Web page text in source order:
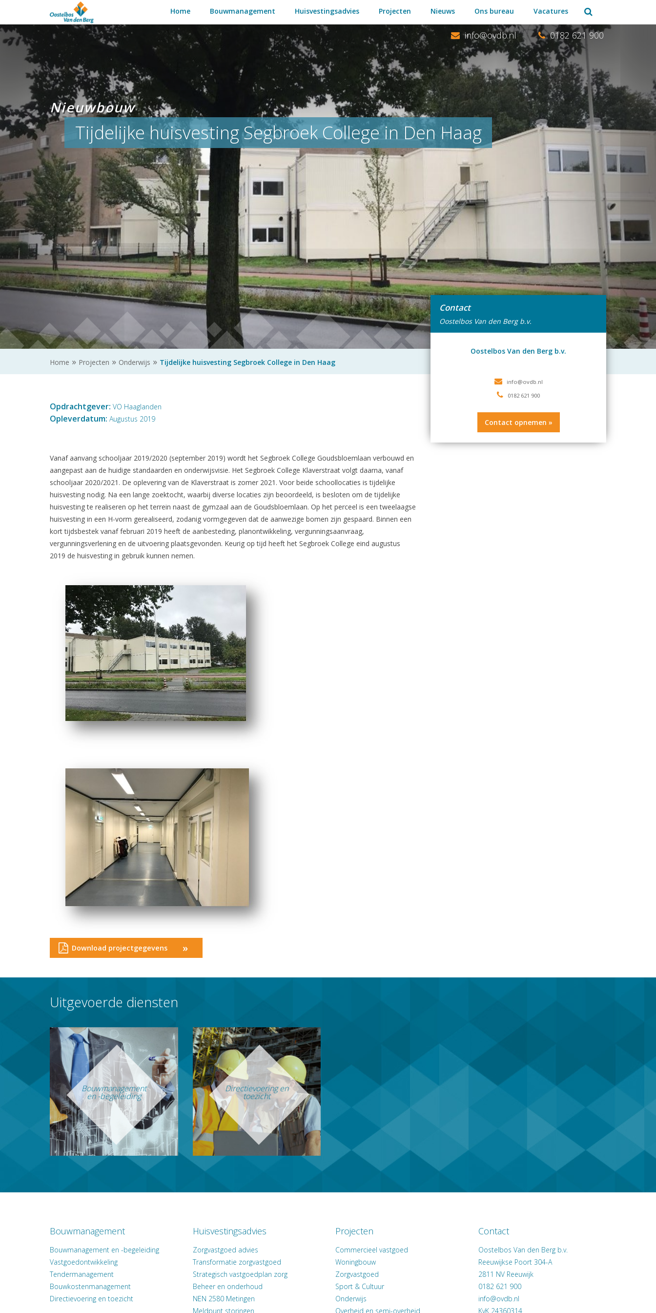
Home Bouwmanagement Huisvestingsadvies Projecten Nieuws Ons bureau Vacatures
0182 621 900
Nieuwbouw
Tijdelijke huisvesting Segbroek College in Den Haag
Home Projecten Onderwijs Tijdelijke huisvesting Segbroek College in Den Haag
Opdrachtgever: VO Haaglanden
Opleverdatum: Augustus 2019
Vanaf aanvang schooljaar 2019/2020 (september 2019) wordt het Segbroek College Goudsbloemlaan verbouwd en
aangepast aan de huidige standaarden en onderwijsvisie. Het Segbroek College Klaverstraat volgt daarna, vanaf
schooljaar 2020/2021. De oplevering van de Klaverstraat is zomer 2021. Voor beide schoollocaties is tijdelijke
huisvesting nodig. Na een lange zoektocht, waarbij diverse locaties zijn beoordeeld, is besloten om de tijdelijke
huisvesting te realiseren op het terrein naast de gymzaal aan de Goudsbloemlaan. Op het perceel is een tweelaagse
huisvesting in een H-vorm gerealiseerd, zodanig vormgegeven dat de aanwezige bomen zijn gespaard. Binnen een
kort tijdsbestek vanaf februari 2019 heeft de aanbesteding, planontwikkeling, vergunningsaanvraag,
vergunningsverlening en de uitvoering plaatsgevonden. Keurig op tijd heeft het Segbroek College eind augustus
2019 de huisvesting in gebruik kunnen nemen.
Download projectgegevens »
Contact
Oostelbos Van den Berg b.v.
Oostelbos Van den Berg b.v.
0182 621 900
Contact opnemen »
Uitgevoerde diensten
Bouwmanagement
en -begeleiding
Directievoering en
toezicht
Bouwmanagement
Bouwmanagement en -begeleiding
Vastgoedontwikkeling
Tendermanagement
Bouwkostenmanagement
Directievoering en toezicht
Huisvestingsadvies
Zorgvastgoed advies
Transformatie zorgvastgoed
Strategisch vastgoedplan zorg
Beheer en onderhoud
NEN 2580 Metingen
Meldpunt storingen
Projecten
Commercieel vastgoed
Woningbouw
Zorgvastgoed
Sport & Cultuur
Onderwijs
Overheid en semi-overheid
Contact
Oostelbos Van den Berg b.v.
Reeuwijkse Poort 304-A
2811 NV Reeuwijk
0182 621 900
KvK 24360314